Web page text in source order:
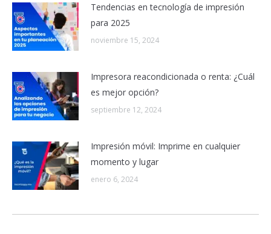
Tendencias en tecnología de impresión
para 2025
noviembre 15, 2024
Impresora reacondicionada o renta: ¿Cuál
es mejor opción?
septiembre 12, 2024
Impresión móvil: Imprime en cualquier
momento y lugar
enero 6, 2024